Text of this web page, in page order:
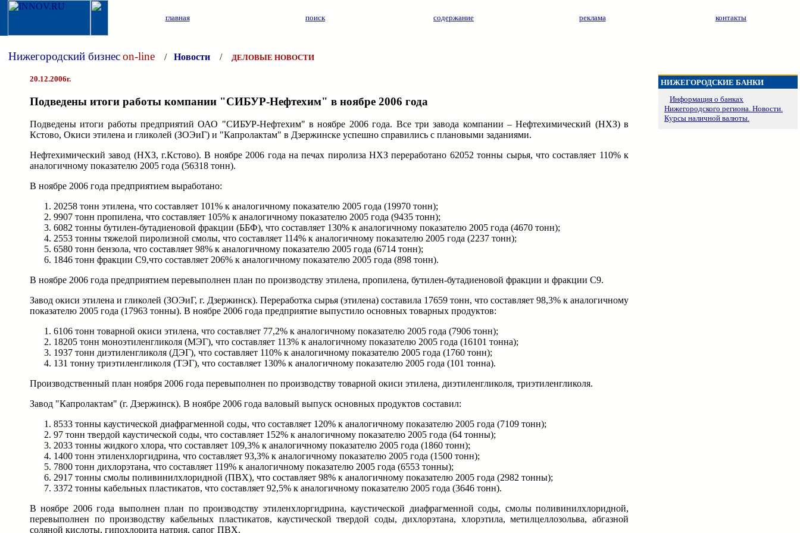
главная поиск содержание реклама контакты
Нижегородский бизнесon-line / Новости / ДЕЛОВЫЕ НОВОСТИ
20.12.2006г.
Подведены итоги работы компании "СИБУР-Нефтехим" в ноябре 2006 года
Подведены итоги работы предприятий ОАО "СИБУР-Нефтехим" в ноябре 2006 года. Все три завода компании – Нефтехимический (НХЗ) в
Кстово, Окиси этилена и гликолей (ЗОЭиГ) и "Капролактам" в Дзержинске успешно справились с плановыми заданиями.
Нефтехимический завод (НХЗ, г.Кстово). В ноябре 2006 года на печах пиролиза НХЗ переработано 62052 тонны сырья, что составляет 110% к
аналогичному показателю 2005 года (56318 тонн).
В ноябре 2006 года предприятием выработано:
20258 тонн этилена, что составляет 101% к аналогичному показателю 2005 года (19970 тонн);
9907 тонн пропилена, что составляет 105% к аналогичному показателю 2005 года (9435 тонн);
6082 тонны бутилен-бутадиеновой фракции (ББФ), что составляет 130% к аналогичному показателю 2005 года (4670 тонн);
2553 тонны тяжелой пиролизной смолы, что составляет 114% к аналогичному показателю 2005 года (2237 тонн);
6580 тонн бензола, что составляет 98% к аналогичному показателю 2005 года (6714 тонн);
1846 тонн фракции С9,что составляет 206% к аналогичному показателю 2005 года (898 тонн).
В ноябре 2006 года предприятием перевыполнен план по производству этилена, пропилена, бутилен-бутадиеновой фракции и фракции С9.
Завод окиси этилена и гликолей (ЗОЭиГ, г. Дзержинск). Переработка сырья (этилена) составила 17659 тонн, что составляет 98,3% к аналогичному
показателю 2005 года (17963 тонны). В ноябре 2006 года предприятие выпустило основных товарных продуктов:
6106 тонн товарной окиси этилена, что составляет 77,2% к аналогичному показателю 2005 года (7906 тонн);
18205 тонн моноэтиленгликоля (МЭГ), что составляет 113% к аналогичному показателю 2005 года (16101 тонна);
1937 тонн диэтиленгликоля (ДЭГ), что составляет 110% к аналогичному показателю 2005 года (1760 тонн);
131 тонну триэтиленгликоля (ТЭГ), что составляет 130% к аналогичному показателю 2005 года (101 тонна).
Производственный план ноября 2006 года перевыполнен по производству товарной окиси этилена, диэтиленгликоля, триэтиленгликоля.
Завод "Капролактам" (г. Дзержинск). В ноябре 2006 года валовый выпуск основных продуктов составил:
8533 тонны каустической диафрагменной соды, что составляет 120% к аналогичному показателю 2005 года (7109 тонн);
97 тонн твердой каустической соды, что составляет 152% к аналогичному показателю 2005 года (64 тонны);
2033 тонны жидкого хлора, что составляет 109,3% к аналогичному показателю 2005 года (1860 тонн);
1400 тонн этиленхлоргидрина, что составляет 93,3% к аналогичному показателю 2005 года (1500 тонн);
7800 тонн дихлорэтана, что составляет 119% к аналогичному показателю 2005 года (6553 тонны);
2917 тонны смолы поливинилхлоридной (ПВХ), что составляет 98% к аналогичному показателю 2005 года (2982 тонны);
3372 тонны кабельных пластикатов, что составляет 92,5% к аналогичному показателю 2005 года (3646 тонн).
В ноябре 2006 года выполнен план по производству этиленхлоргидрина, каустической диафрагменной соды, смолы поливинилхлоридной,
перевыполнен по производству кабельных пластикатов, каустической твердой соды, дихлорэтана, хлорэтила, метилцеллозольва, абгазной
соляной кислоты, гипохлорита натрия, сапог ПВХ.
НИЖЕГОРОДСКИЕ БАНКИ
Информация о банках
Нижегородского региона. Новости.
Курсы наличной валюты.